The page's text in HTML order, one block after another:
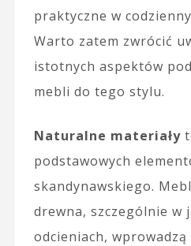
praktyczne w
Warto zatem zwrócić
istotnych aspektów
mebli do tego stylu.
Naturalne materiały
podstawowych
skandynawskiego.
drewna, szczególnie w
odcieniach,